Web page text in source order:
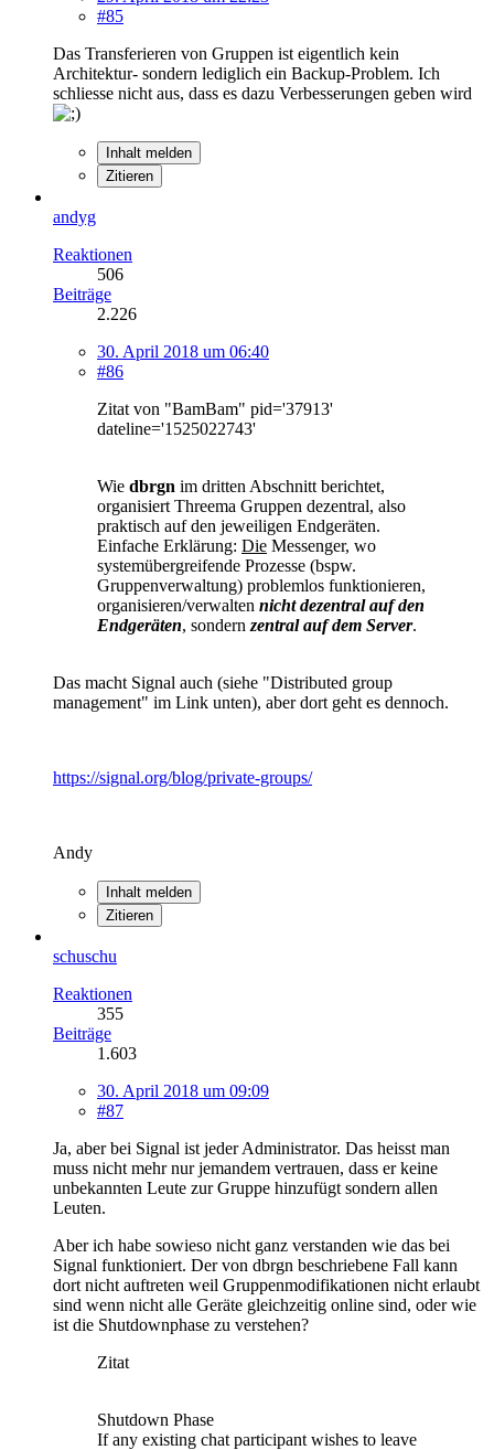
#85
Das Transferieren von Gruppen ist eigentlich kein
Architektur- sondern lediglich ein Backup-Problem. Ich
schliesse nicht aus, dass es dazu Verbesserungen geben wird
Inhalt melden
Zitieren
andyg
Reaktionen
506
Beiträge
2.226
30. April 2018 um 06:40
#86
Zitat von "BamBam" pid='37913'
dateline='1525022743'
Wie dbrgn im dritten Abschnitt berichtet,
organisiert Threema Gruppen dezentral, also
praktisch auf den jeweiligen Endgeräten.
Einfache Erklärung: Die Messenger, wo
systemübergreifende Prozesse (bspw.
Gruppenverwaltung) problemlos funktionieren,
organisieren/verwalten nicht dezentral auf den
Endgeräten, sondern zentral auf dem Server.
Das macht Signal auch (siehe "Distributed group
management" im Link unten), aber dort geht es dennoch.
https://signal.org/blog/private-groups/
Andy
Inhalt melden
Zitieren
schuschu
Reaktionen
355
Beiträge
1.603
30. April 2018 um 09:09
#87
Ja, aber bei Signal ist jeder Administrator. Das heisst man
muss nicht mehr nur jemandem vertrauen, dass er keine
unbekannten Leute zur Gruppe hinzufügt sondern allen
Leuten.
Aber ich habe sowieso nicht ganz verstanden wie das bei
Signal funktioniert. Der von dbrgn beschriebene Fall kann
dort nicht auftreten weil Gruppenmodifikationen nicht erlaubt
sind wenn nicht alle Geräte gleichzeitig online sind, oder wie
ist die Shutdownphase zu verstehen?
Zitat
Shutdown Phase
If any existing chat participant wishes to leave